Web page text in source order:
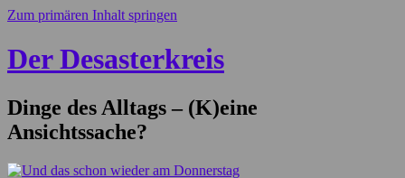
Zum primären Inhalt springen
Der Desasterkreis
Dinge des Alltags – (K)eine
Ansichtssache?